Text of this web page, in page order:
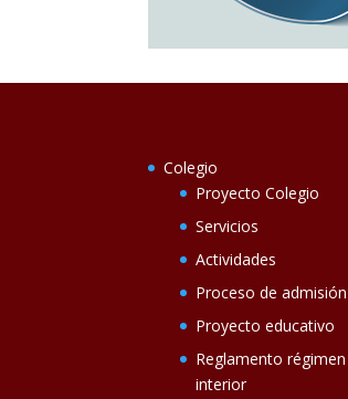
Colegio
Proyecto Colegio
Servicios
Actividades
Proceso de admisión
Proyecto educativo
Reglamento régimen
interior